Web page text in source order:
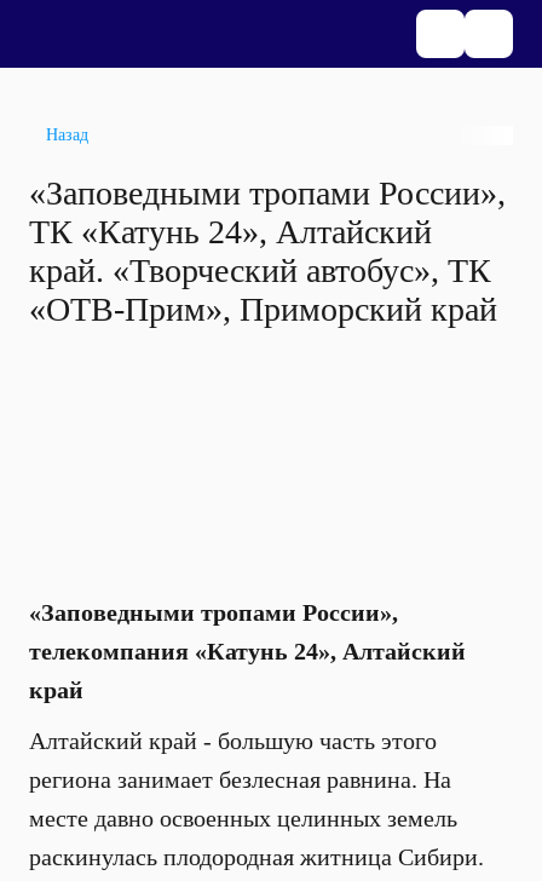
Назад
«Заповедными тропами России»,
ТК «Катунь 24», Алтайский
край. «Творческий автобус», ТК
«ОТВ-Прим», Приморский край
«Заповедными тропами России»,
телекомпания «Катунь 24», Алтайский
край
Алтайский край - большую часть этого
региона занимает безлесная равнина. На
месте давно освоенных целинных земель
раскинулась плодородная житница Сибири.